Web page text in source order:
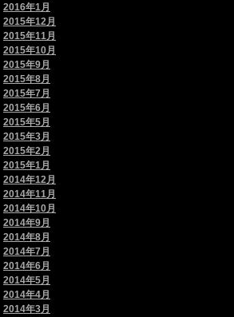
2016年1月
2015年12月
2015年11月
2015年10月
2015年9月
2015年8月
2015年7月
2015年6月
2015年5月
2015年3月
2015年2月
2015年1月
2014年12月
2014年11月
2014年10月
2014年9月
2014年8月
2014年7月
2014年6月
2014年5月
2014年4月
2014年3月